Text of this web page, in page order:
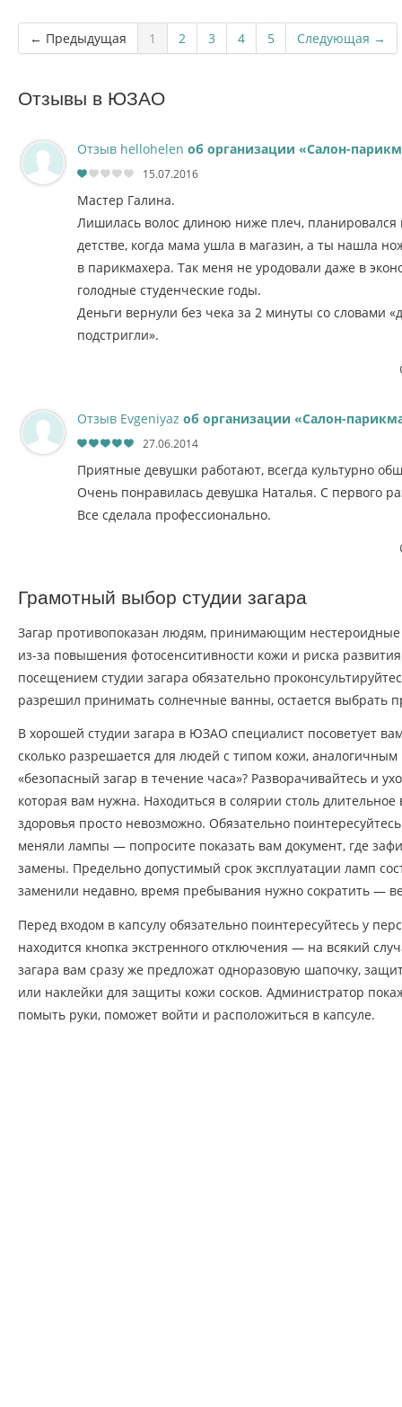
← Предыдущая 1 2 3 4 5 Следующая →
Отзывы в ЮЗАО
Отзыв hellohelen об организации «Салон-
15.07.2016
Мастер Галина.
Лишилась волос длиною ниже плеч, планировался
детстве, когда мама ушла в магазин, а ты нашла
в парикмахера. Так меня не уродовали даже в
голодные студенческие годы.
Деньги вернули без чека за 2 минуты со словами
подстригли».
Отзыв Evgeniyaz об организации «Салон-
27.06.2014
Приятные девушки работают, всегда культурно
Очень понравилась девушка Наталья. С первого
Все сделала профессионально.
Грамотный выбор студии загара
Загар противопоказан людям, принимающим
из-за повышения фотосенситивности кожи и риска
посещением студии загара обязательно
разрешил принимать солнечные ванны, остается выбрать
В хорошей студии загара в ЮЗАО специалист посоветует
сколько разрешается для людей с типом кожи,
«безопасный загар в течение часа»? Разворачивайтесь и
которая вам нужна. Находиться в солярии столь длительное
здоровья просто невозможно. Обязательно
меняли лампы — попросите показать вам документ, где
замены. Предельно допустимый срок эксплуатации ламп
заменили недавно, время пребывания нужно сократить —
Перед входом в капсулу обязательно поинтересуйтесь у
находится кнопка экстренного отключения — на всякий
загара вам сразу же предложат одноразовую шапочку,
или наклейки для защиты кожи сосков. Администратор
помыть руки, поможет войти и расположиться в капсуле.